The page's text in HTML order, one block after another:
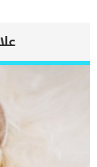
التوجه السريع
حياة الكلب بشكل
تسبب أمراض اللثة
العناية بها فى
الصوتية
على الفم حتى يرى
الدم والبول
الاشتباه في
السينية.تأتى هنا